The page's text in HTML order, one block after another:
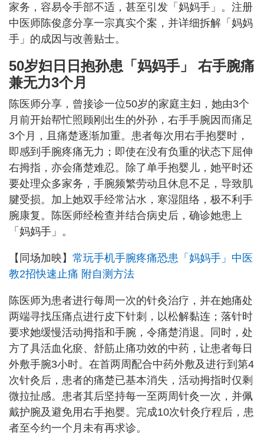
家务，容易令手部不适，甚至引发「妈妈手」。注册
中医师陈俊彦分享一宗真实个案，并详细拆解「妈妈
手」的成因与改善贴士。
50岁妇日日抱孙患「妈妈手」 右手腕痛
兼无力3个月
陈医师分享，曾接诊一位50岁的家庭主妇，她由3个
月前开始帮忙照顾刚出生的外孙，右手手腕因而痛足
3个月，且痛楚逐渐加重。患者每次用右手抱婴时，
即感到手腕疼痛无力；即使在没有负重的状态下屈伸
右拇指，亦会痛楚难忍。除了单手抱婴儿，她平时还
要处理众多家务，手腕频繁劳动且休息不足，导致肌
腱受损。加上她双手经常沾水，寒湿阻络，极不利手
腕康复。陈医师经检查并结合病史后，确诊她患上
「妈妈手」。
【同场加映】 常玩手机手腕疼痛恐患「妈妈手」中医
教2招快速止痛 附自测方法
陈医师为患者进行每周一次的针灸治疗，并在她痛处
两端寻找压痛点进行皮下针刺，以松解黏连；落针时
要求她缓慢活动拇指和手腕，令痛楚消退。同时，处
方了具活血化瘀、舒筋止痛功效的中药，让患者每日
外敷手腕3小时。在首两周配合中药外敷及进行到第4
次针灸后，患者的痛楚已基本消失，活动拇指时仅剩
微拉扯感。患者其后坚持每一至两周针灸一次，并佩
戴护腕及避免用右手抱婴。完成10次针灸疗程后，患
者至今约一个月未有再求诊。